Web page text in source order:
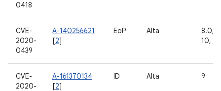
0418
CVE-
2020-
0439
A-140256621
[2]
EoP Alta
8.0,
10, 11
CVE-
2020-
A-161370134
[2]
ID Alta 9